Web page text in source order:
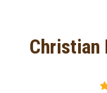
Christian